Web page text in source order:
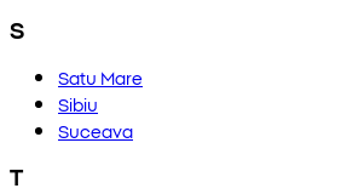
S
Satu Mare
Sibiu
Suceava
T